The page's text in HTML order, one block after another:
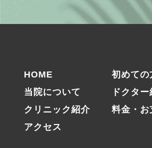
HOME
初めての
当院について
ドクタ
クリニック紹介
料金・お
アクセス